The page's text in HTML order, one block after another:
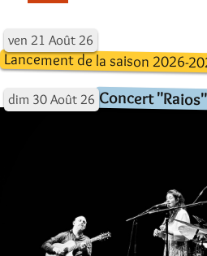
ven 21 Août 26
Lancement de la saison 2026-
dim 30 Août 26 Concert "Raios"